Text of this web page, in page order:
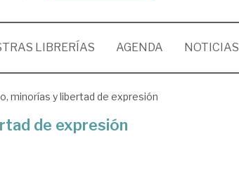
LIBRERÍAS AGENDA NOTICIAS
minorías y libertad de expresión
de expresión